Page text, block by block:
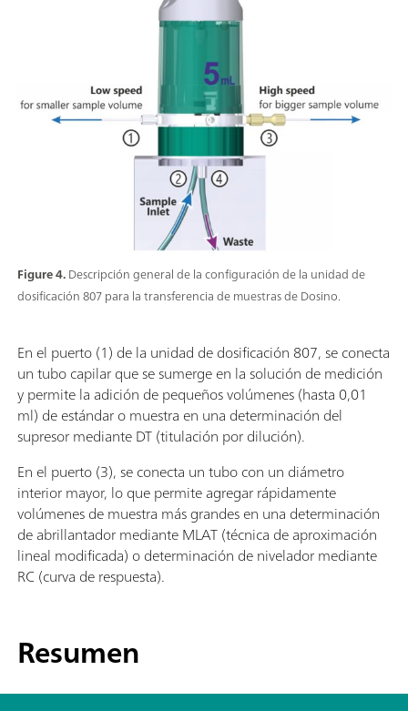
Figure 4.Descripción general de la configuración de la unidad de
dosificación 807 para la transferencia de muestras de Dosino.
En el puerto (1) de la unidad de dosificación 807, se conecta
un tubo capilar que se sumerge en la solución de medición
y permite la adición de pequeños volúmenes (hasta 0,01
ml) de estándar o muestra en una determinación del
supresor mediante DT (titulación por dilución).
En el puerto (3), se conecta un tubo con un diámetro
interior mayor, lo que permite agregar rápidamente
volúmenes de muestra más grandes en una determinación
de abrillantador mediante MLAT (técnica de aproximación
lineal modificada) o determinación de nivelador mediante
RC (curva de respuesta).
Resumen